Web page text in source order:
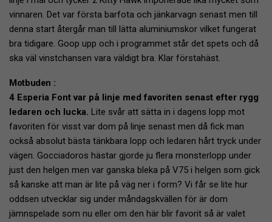
vinnaren. Det var första barfota och jänkarvagn senast men till
denna start återgår man till lätta aluminiumskor vilket fungerat
bra tidigare. Goop upp och i programmet står det spets och då
ska väl vinstchansen vara väldigt bra. Klar förstahäst.
Motbuden :
4 Esperia Font var på linje med favoriten senast efter rygg
ledaren och lucka. Lite svår att sätta in i dagens lopp mot
favoriten för visst var dom på linje senast men då fick man
också absolut bästa tänkbara lopp och ledaren hårt tryck under
vägen. Gocciadoros hästar gjorde ju flera monsterlopp under
just den helgen men var ganska bleka på V75 i helgen som gick
så kanske att man är lite på väg ner i form? Vi får se lite hur
oddsen utvecklar sig under måndagskvällen för är dom
jämnspelade som nu eller om den här blir favorit så är valet